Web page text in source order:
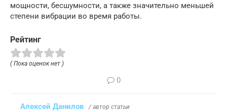
мощности, бесшумности, а также значительно меньшей
степени вибрации во время работы.
Рейтинг
( Пока оценок нет )
0
Алексей Данилов / автор статьи